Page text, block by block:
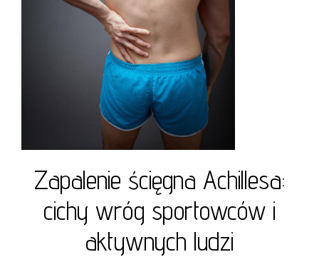
Zapalenie ścięgna Achillesa:
cichy wróg sportowców i
aktywnych ludzi